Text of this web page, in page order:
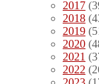
2017
2018
2019
2020
2021
2022